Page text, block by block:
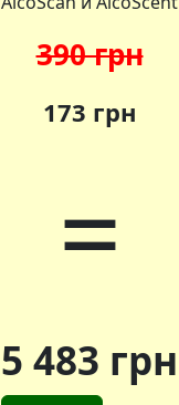
390 грн
173 грн
=
5 483 грн